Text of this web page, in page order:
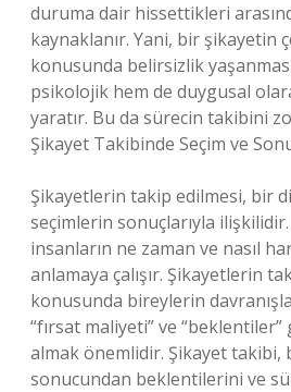
duruma dair hissettikleri
kaynaklanır. Yani, bir şikayetin
konusunda belirsizlik
psikolojik hem de duygusal
yaratır. Bu da sürecin takibini
Şikayet Takibinde Seçim ve
Şikayetlerin takip edilmesi, bir
seçimlerin sonuçlarıyla
insanların ne zaman ve nasıl
anlamaya çalışır. Şikayetlerin
konusunda bireylerin
“fırsat maliyeti” ve
almak önemlidir. Şikayet takibi,
sonucundan beklentilerini ve